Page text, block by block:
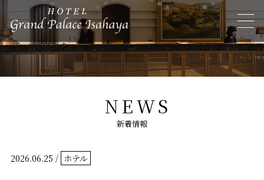
NEWS
新着情報
2026.06.25 / ホテル